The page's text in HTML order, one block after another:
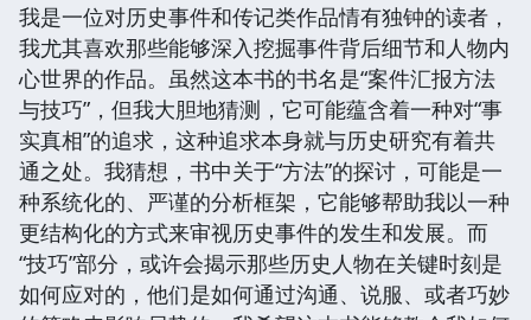
我是一位对历史事件和传记类作品情有独钟的读者，
我尤其喜欢那些能够深入挖掘事件背后细节和人物内
心世界的作品。虽然这本书的书名是“案件汇报方法
与技巧”，但我大胆地猜测，它可能蕴含着一种对“事
实真相”的追求，这种追求本身就与历史研究有着共
通之处。我猜想，书中关于“方法”的探讨，可能是一
种系统化的、严谨的分析框架，它能够帮助我以一种
更结构化的方式来审视历史事件的发生和发展。而
“技巧”部分，或许会揭示那些历史人物在关键时刻是
如何应对的，他们是如何通过沟通、说服、或者巧妙